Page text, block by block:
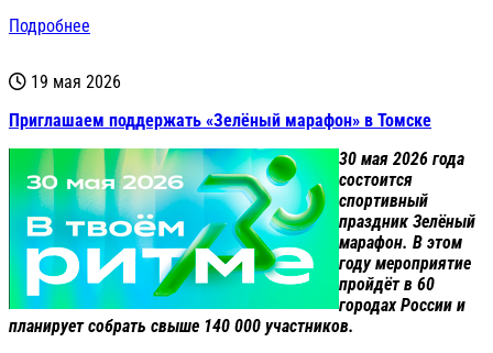
Подробнее
19 мая 2026
Приглашаем поддержать «Зелёный марафон» в Томске
30 мая 2026 года
состоится
спортивный
праздник Зелёный
марафон. В этом
году мероприятие
пройдёт в 60
городах России и
планирует собрать свыше 140 000 участников.